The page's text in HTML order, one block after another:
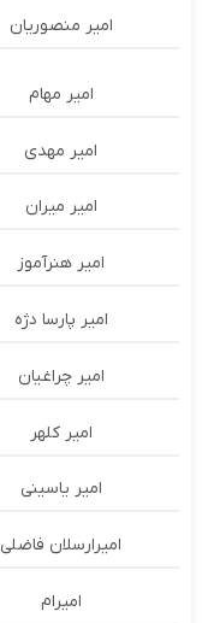
امیر منصوریان
امیر مهام
امیر مهدی
امیر میران
امیر هنرآموز
امیر پارسا دژه
امیر چراغیان
امیر کلهر
امیر یاسینی
امیرارسلان فاضلی
امیرام